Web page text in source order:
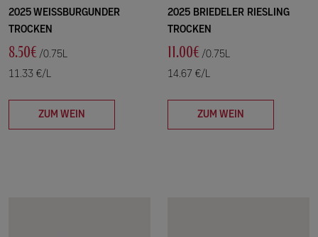
2025 WEISSBURGUNDER
TROCKEN
8.50€ /0.75L
11.33 €/L
ZUM WEIN
2025 BRIEDELER RIESLING
TROCKEN
11.00€ /0.75L
14.67 €/L
ZUM WEIN